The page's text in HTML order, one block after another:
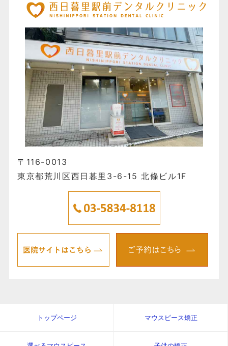
〒116-0013
東京都荒川区西日暮里3-6-15 北條ビル1F
トップページ マウスピース矯正